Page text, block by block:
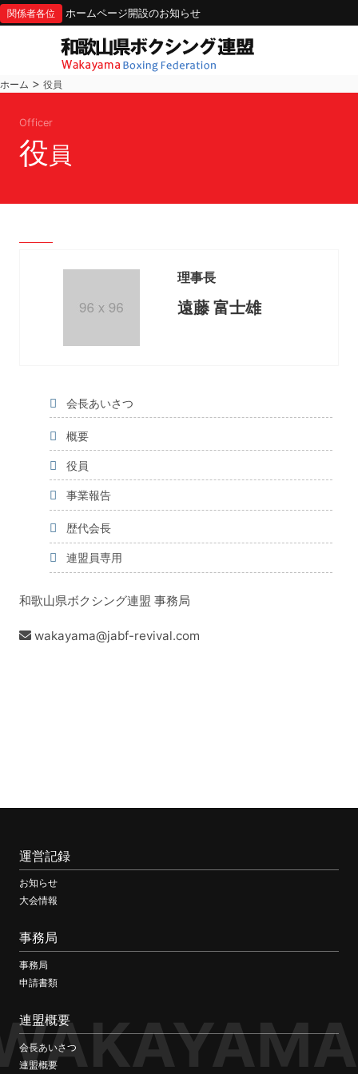
関係者各位 ホームページ開設のお知らせ
ホーム > 役員
Officer
役 員
理事長
遠藤 富士雄
会長あいさつ
概要
役員
事業報告
歴代会長
連盟員専用
和歌山県ボクシング連盟 事務局
wakayama@jabf-revival.com
運営記録
お知らせ
大会情報
事務局
事務局
申請書類
連盟概要
会長あいさつ
連盟概要